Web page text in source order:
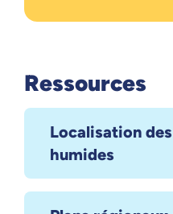
Ressources
Localisation
humides